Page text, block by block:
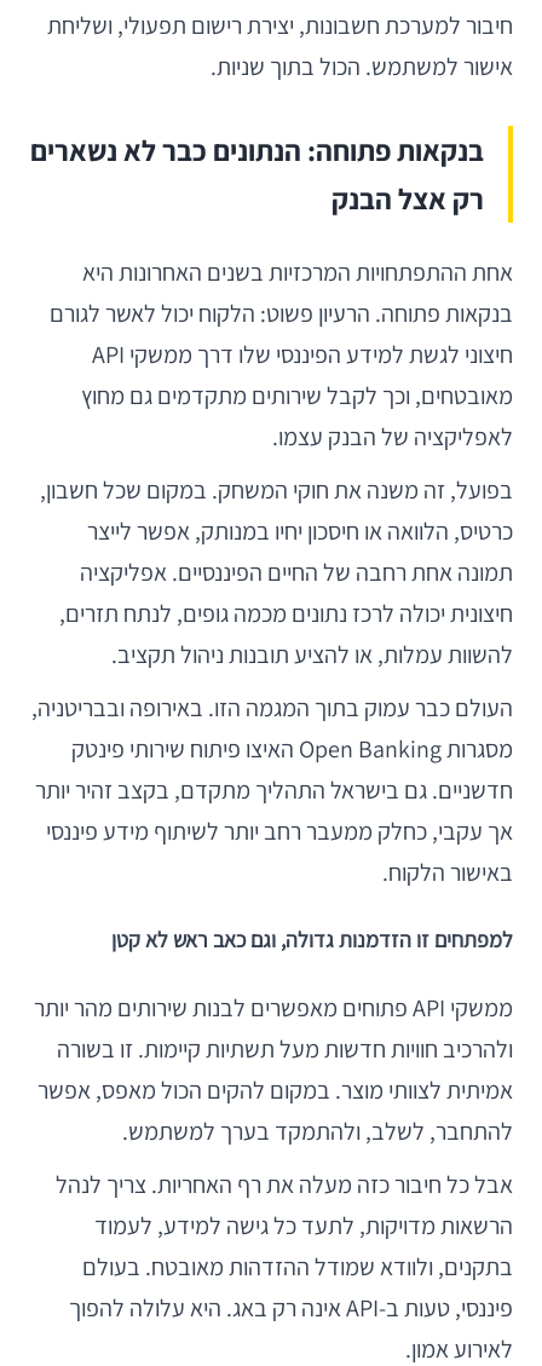
חיבור למערכת חשבונות, יצירת רישום תפעולי, ושליחת
אישור למשתמש. הכול בתוך שניות.
בנקאות פתוחה: הנתונים כבר לא נשארים
רק אצל הבנק
אחת ההתפתחויות המרכזיות בשנים האחרונות היא
בנקאות פתוחה. הרעיון פשוט: הלקוח יכול לאשר לגורם
חיצוני לגשת למידע הפיננסי שלו דרך ממשקי API
מאובטחים, וכך לקבל שירותים מתקדמים גם מחוץ
לאפליקציה של הבנק עצמו.
בפועל, זה משנה את חוקי המשחק. במקום שכל חשבון,
כרטיס, הלוואה או חיסכון יחיו במנותק, אפשר לייצר
תמונה אחת רחבה של החיים הפיננסיים. אפליקציה
חיצונית יכולה לרכז נתונים מכמה גופים, לנתח תזרים,
להשוות עמלות, או להציע תובנות ניהול תקציב.
העולם כבר עמוק בתוך המגמה הזו. באירופה ובבריטניה,
מסגרות Open Banking האיצו פיתוח שירותי פינטק
חדשניים. גם בישראל התהליך מתקדם, בקצב זהיר יותר
אך עקבי, כחלק ממעבר רחב יותר לשיתוף מידע פיננסי
באישור הלקוח.
למפתחים זו הזדמנות גדולה, וגם כאב ראש לא קטן
ממשקי API פתוחים מאפשרים לבנות שירותים מהר יותר
ולהרכיב חוויות חדשות מעל תשתיות קיימות. זו בשורה
אמיתית לצוותי מוצר. במקום להקים הכול מאפס, אפשר
להתחבר, לשלב, ולהתמקד בערך למשתמש.
אבל כל חיבור כזה מעלה את רף האחריות. צריך לנהל
הרשאות מדויקות, לתעד כל גישה למידע, לעמוד
בתקנים, ולוודא שמודל ההזדהות מאובטח. בעולם
פיננסי, טעות ב-API אינה רק באג. היא עלולה להפוך
לאירוע אמון.